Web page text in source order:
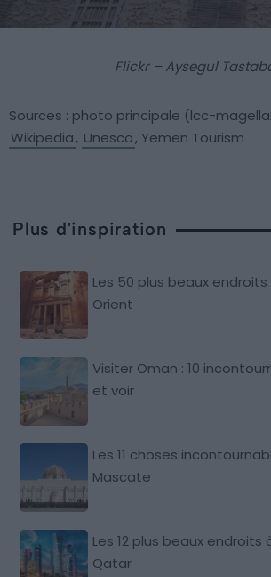
Flickr – Aysegul
Sources : photo principale (lcc-
Wikipedia, Unesco, Yemen Tourism
Plus d'inspiration
Les 50 plus beaux
Orient
Visiter Oman : 10
et voir
Les 11 choses
Mascate
Les 12 plus beaux endroits
Qatar